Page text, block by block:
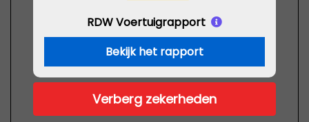
RDW Voertuigrapport
Bekijk het rapport
Verberg zekerheden